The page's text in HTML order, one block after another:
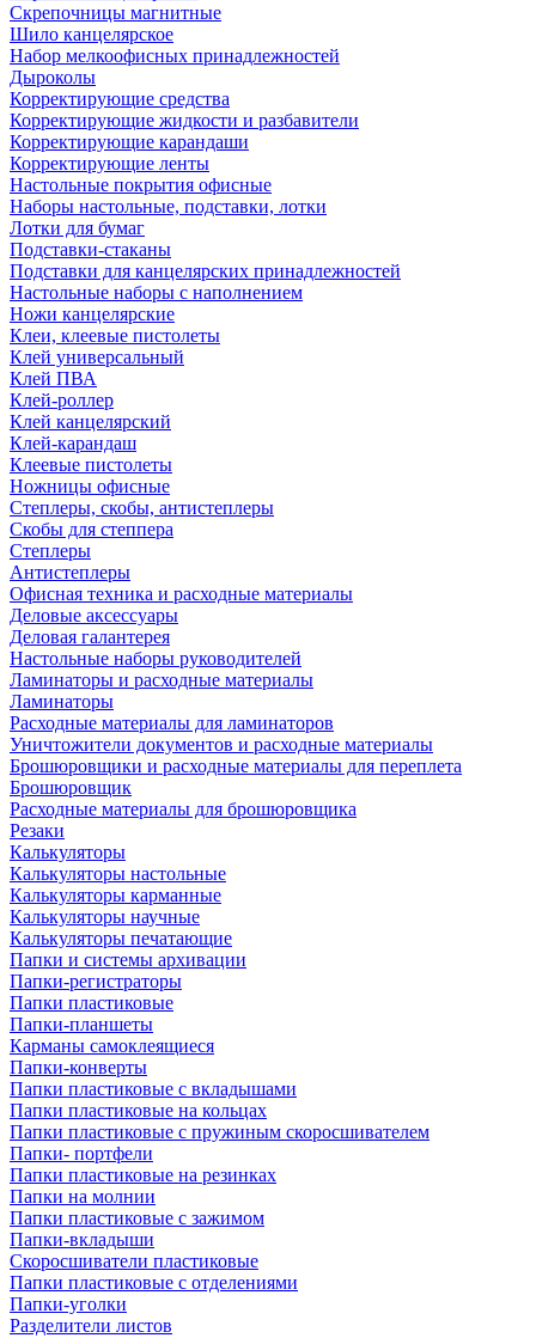
Скрепочницы магнитные
Шило канцелярское
Набор мелкоофисных принадлежностей
Дыроколы
Корректирующие средства
Корректирующие жидкости и разбавители
Корректирующие карандаши
Корректирующие ленты
Настольные покрытия офисные
Наборы настольные, подставки, лотки
Лотки для бумаг
Подставки-стаканы
Подставки для канцелярских принадлежностей
Настольные наборы с наполнением
Ножи канцелярские
Клеи, клеевые пистолеты
Клей универсальный
Клей ПВА
Клей-роллер
Клей канцелярский
Клей-карандаш
Клеевые пистолеты
Ножницы офисные
Степлеры, скобы, антистеплеры
Скобы для степпера
Степлеры
Антистеплеры
Офисная техника и расходные материалы
Деловые аксессуары
Деловая галантерея
Настольные наборы руководителей
Ламинаторы и расходные материалы
Ламинаторы
Расходные материалы для ламинаторов
Уничтожители документов и расходные материалы
Брошюровщики и расходные материалы для переплета
Брошюровщик
Расходные материалы для брошюровщика
Резаки
Калькуляторы
Калькуляторы настольные
Калькуляторы карманные
Калькуляторы научные
Калькуляторы печатающие
Папки и системы архивации
Папки-регистраторы
Папки пластиковые
Папки-планшеты
Карманы самоклеящиеся
Папки-конверты
Папки пластиковые с вкладышами
Папки пластиковые на кольцах
Папки пластиковые с пружиным скоросшивателем
Папки- портфели
Папки пластиковые на резинках
Папки на молнии
Папки пластиковые с зажимом
Папки-вкладыши
Скоросшиватели пластиковые
Папки пластиковые с отделениями
Папки-уголки
Разделители листов